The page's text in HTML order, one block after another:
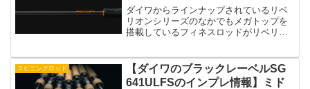
ダイワからラインナップされているリベ
リオンシリーズのなかでもメガトップを
搭載しているフィネスロッドがリベリオ
りをしたい人も検討したいロッドですよ
ね。いったい...
スピニングロッド
【ダイワのブラックレーベルSG
641ULFSのインプレ情報】ミド